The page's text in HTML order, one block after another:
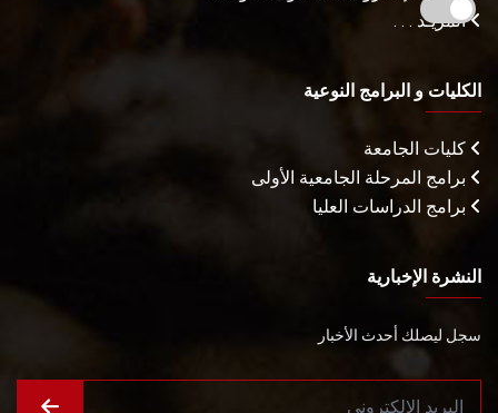
المزيـد . . .
الكليات و البرامج النوعية
كليات الجامعة
برامج المرحلة الجامعية الأولى
برامج الدراسات العليا
النشرة الإخبارية
سجل ليصلك أحدث الأخبار